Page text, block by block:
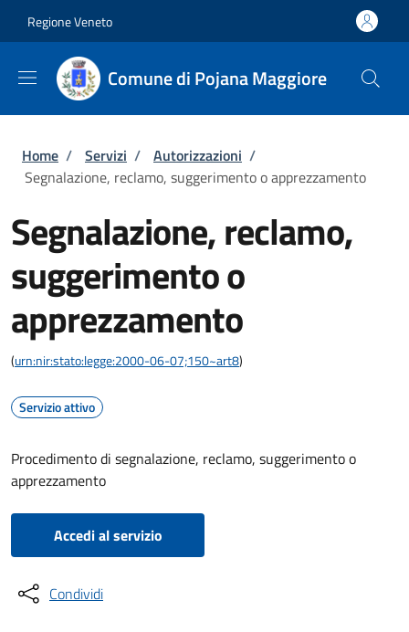
Regione Veneto
Comune di Pojana Maggiore
Briciole di pane
Home / Servizi / Autorizzazioni /
Segnalazione, reclamo, suggerimento o apprezzamento
Segnalazione, reclamo,
suggerimento o
apprezzamento
(urn:nir:stato:legge:2000-06-07;150~art8)
Servizio attivo
Procedimento di segnalazione, reclamo, suggerimento o
apprezzamento
Accedi al servizio
Condividi